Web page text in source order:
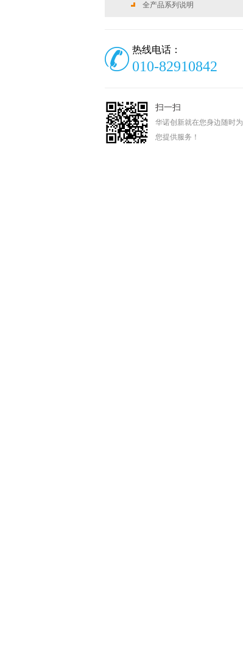
全产品系列说明
热线电话：
010-82910842
扫一扫
华诺创新就在您身边随时为
您提供服务！